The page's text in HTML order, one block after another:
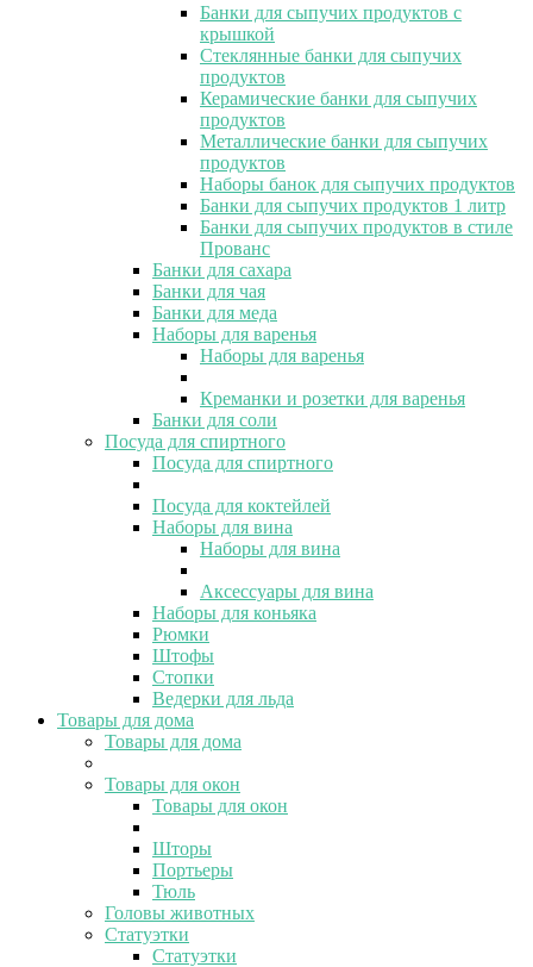
Банки для сыпучих продуктов с
крышкой
Стеклянные банки для сыпучих
продуктов
Керамические банки для сыпучих
продуктов
Металлические банки для сыпучих
продуктов
Наборы банок для сыпучих продуктов
Банки для сыпучих продуктов 1 литр
Банки для сыпучих продуктов в стиле
Прованс
Банки для сахара
Банки для чая
Банки для меда
Наборы для варенья
Наборы для варенья
Креманки и розетки для варенья
Банки для соли
Посуда для спиртного
Посуда для спиртного
Посуда для коктейлей
Наборы для вина
Наборы для вина
Аксессуары для вина
Наборы для коньяка
Рюмки
Штофы
Стопки
Ведерки для льда
Товары для дома
Товары для дома
Товары для окон
Товары для окон
Шторы
Портьеры
Тюль
Головы животных
Статуэтки
Статуэтки